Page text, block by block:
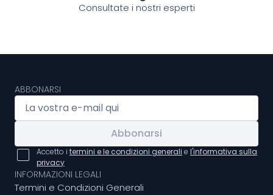
Consultate i nostri esperti
ABBONARSI
Abbonarsi
Accetto i termini e le condizioni generali e l'informativa sulla
privacy
INFORMAZIONI LEGALI
Termini e Condizioni Generali